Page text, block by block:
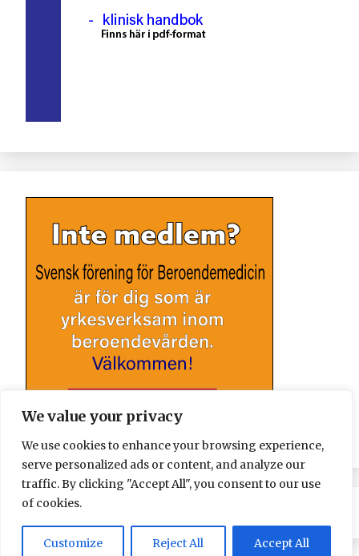
We value your privacy
We use cookies to enhance your browsing experience,
serve personalized ads or content, and analyze our
traffic. By clicking "Accept All", you consent to our use
of cookies.
Customize Reject All Accept All